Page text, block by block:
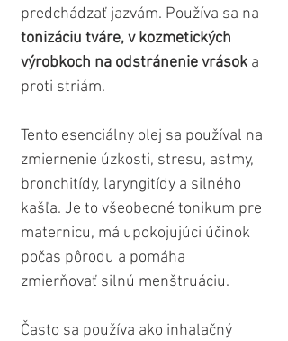
predchádzať jazvám. Používa sa na
tonizáciu tváre, v kozmetických
výrobkoch na odstránenie vrások a
proti striám.
Tento esenciálny olej sa používal na
zmiernenie úzkosti, stresu, astmy,
bronchitídy, laryngitídy a silného
kašľa. Je to všeobecné tonikum pre
maternicu, má upokojujúci účinok
počas pôrodu a pomáha
zmierňovať silnú menštruáciu.
Často sa používa ako inhalačný